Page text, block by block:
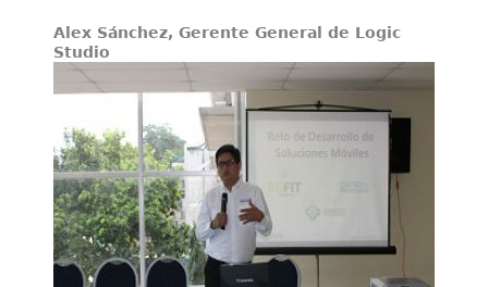
Investigación
Alex Sánchez, Gerente General de Logic
Studio